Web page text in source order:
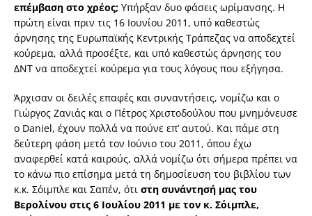
επέμβαση στο χρέος; Υπήρξαν δυο φάσεις ωρίμανσης. Η
πρώτη είναι πριν τις 16 Ιουνίου 2011, υπό καθεστώς
άρνησης της Ευρωπαϊκής Κεντρικής Τράπεζας να αποδεχτεί
κούρεμα, αλλά προσέξτε, και υπό καθεστώς άρνησης του
ΔΝΤ να αποδεχτεί κούρεμα για τους λόγους που εξήγησα.
Άρχισαν οι δειλές επαφές και συναντήσεις, νομίζω και ο
Γιώργος Ζανιάς και ο Πέτρος Χριστοδούλου που μνημόνευσε
ο Daniel, έχουν πολλά να πούνε επ’ αυτού. Και πάμε στη
δεύτερη φάση μετά τον Ιούνιο του 2011, όπου έχω
αναφερθεί κατά καιρούς, αλλά νομίζω ότι σήμερα πρέπει να
το κάνω πιο επίσημα μετά τη δημοσίευση του βιβλίου των
κ.κ. Σόιμπλε και Σαπέν, ότι στη συνάντησή μας του
Βερολίνου στις 6 Ιουλίου 2011 με τον κ. Σόιμπλε,